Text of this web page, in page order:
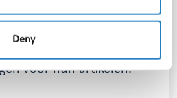
Deny
laat
Info Groep, kun je er
voor hun artikelen.